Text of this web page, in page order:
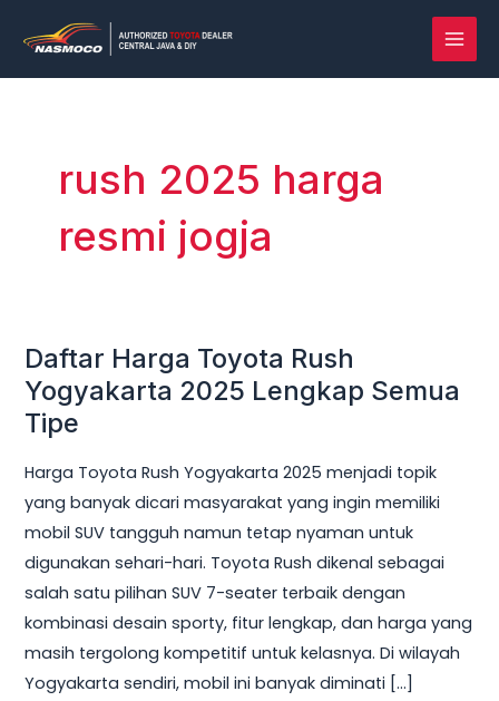
konten
rush 2025 harga
resmi jogja
Daftar Harga Toyota Rush
Yogyakarta 2025 Lengkap Semua
Tipe
Harga Toyota Rush Yogyakarta 2025 menjadi topik
yang banyak dicari masyarakat yang ingin memiliki
mobil SUV tangguh namun tetap nyaman untuk
digunakan sehari-hari. Toyota Rush dikenal sebagai
salah satu pilihan SUV 7-seater terbaik dengan
kombinasi desain sporty, fitur lengkap, dan harga yang
masih tergolong kompetitif untuk kelasnya. Di wilayah
Yogyakarta sendiri, mobil ini banyak diminati […]
Daftar
Harga
Toyota
Yogyakarta
2025
Lengkap
Semua
Tipe